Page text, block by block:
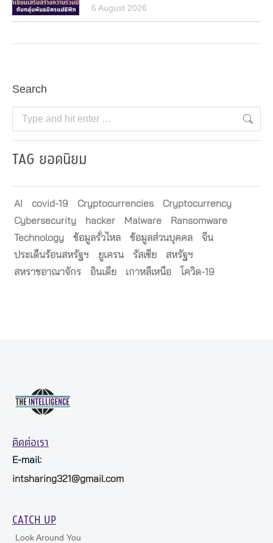
6 August 2026
Search
Search:
TAG ยอดนิยม
AI covid-19 Cryptocurrencies
Cryptocurrency
Cybersecurity
hacker Malware
Ransomware
Technology
ข้อมูลรั่วไหล ข้อมูลส่วนบุคคล
จีน
ประเด็นร้อนสหรัฐฯ
ยูเครน รัสเซีย
สหรัฐฯ
สหราชอาณาจักร
อินเดีย เกาหลีเหนือ โควิด-19
ติดต่อเรา
E-mail:
intsharing321@gmail.com
CATCH UP
Look Around You